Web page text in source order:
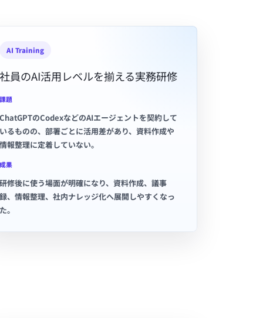
AI Training
社員のAI活用レベルを揃える実務研修
課題
ChatGPTのCodexなどのAIエージェントを契約して
いるものの、部署ごとに活用差があり、資料作成や
情報整理に定着していない。
成果
研修後に使う場面が明確になり、資料作成、議事
録、情報整理、社内ナレッジ化へ展開しやすくなっ
た。